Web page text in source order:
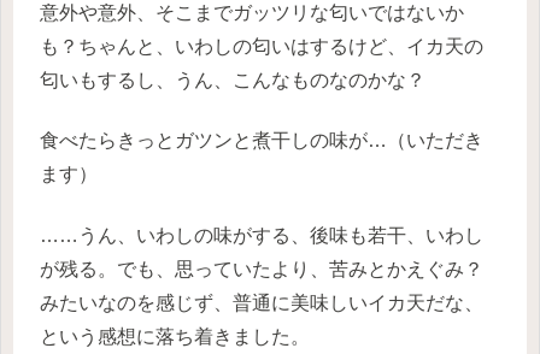
意外や意外、そこまでガッツリな匂いではないか
も？ちゃんと、いわしの匂いはするけど、イカ天の
匂いもするし、うん、こんなものなのかな？
食べたらきっとガツンと煮干しの味が…（いただき
ます）
……うん、いわしの味がする、後味も若干、いわし
が残る。でも、思っていたより、苦みとかえぐみ？
みたいなのを感じず、普通に美味しいイカ天だな、
という感想に落ち着きました。